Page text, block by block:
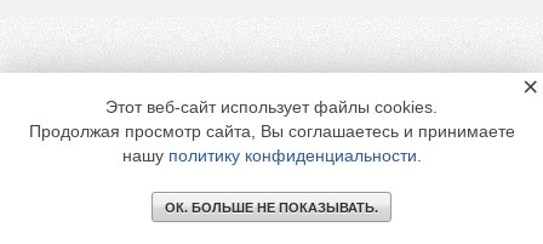
Этот веб-сайт использует файлы cookies.
Продолжая просмотр сайта, Вы соглашаетесь и принимаете
нашу политику конфиденциальности
ОК. БОЛЬШЕ НЕ ПОКАЗЫВАТЬ.
×